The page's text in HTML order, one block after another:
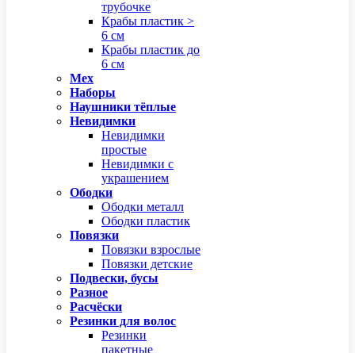
трубочке
Крабы пластик >
6 см
Крабы пластик до
6 см
Мех
Наборы
Наушники тёплые
Невидимки
Невидимки
простые
Невидимки с
украшением
Ободки
Ободки металл
Ободки пластик
Повязки
Повязки взрослые
Повязки детские
Подвески, бусы
Разное
Расчёски
Резинки для волос
Резинки
пакетные